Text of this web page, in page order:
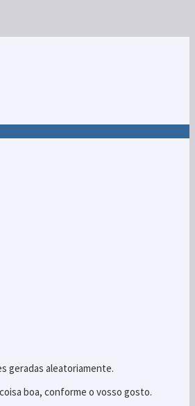
geradas aleatoriamente.
boa, conforme o vosso gosto.